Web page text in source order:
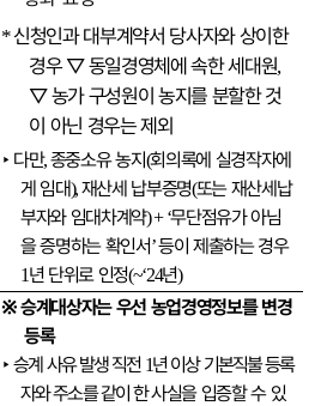
*신청인과 대부계약서 당사자와 상이한
경우 ▽동일경영체에 속한 세대원,
▽농가 구성원이 농지를 분할한 것
이 아닌 경우는 제외
‣ 다만,종중소유 농지(회의록에 실경작자에
게 임대),재산세 납부증명(또는 재산세납
부자와 임대차계약) + ‘무단점유가 아님
을 증명하는 확인서’등이 제출하는 경우
1년 단위로 인정(~‘24년)
※승계대상자는 우선 농업경영정보를 변경
등록
‣승계 사유 발생 직전 1년 이상 기본직불 등록
자와 주소를 같이 한사실을 입증할 수 있